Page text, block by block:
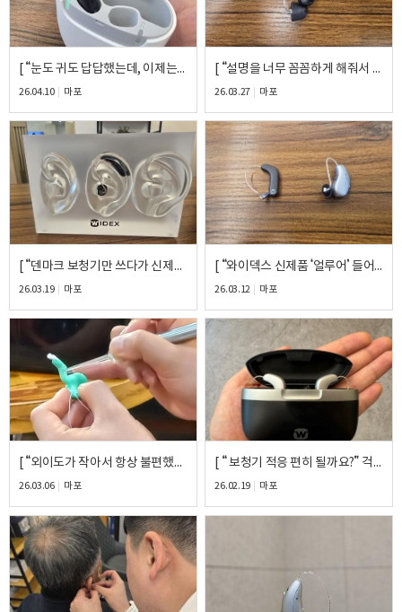
[ “눈도 귀도 답답했는데, 이제는 시원하게 들려요” ] – 시그니아 BCT 7ix 착용 후기
26.04.10 마포
[ “설명을 너무 꼼꼼하게 해줘서 고민도 안 하고 결정했어요” ] – 시그니아 5ix 착용 후기
26.03.27 마포
[ “덴마크 보청기만 쓰다가 신제품 듣고 바로 결정했어요” ] – 와이덱스 얼루어17 착용 후기
26.03.19 마포
[ “와이덱스 신제품 ‘얼루어’ 들어보고 바로 만족했어요” ] – 와이덱스 얼루어 착용 후기
26.03.12 마포
[ “외이도가 작아서 항상 불편했는데, 이렇게 편할 수가 있네요” – 시그니아 7ix 맞춤 몰드 착용 후기
26.03.06 마포
[ “ 보청기 적응 편히 될까요?” 걱정했는데, 이렇게 편하게 들릴 줄 몰랐어요 ] – 와이덱스 스마트릭 440 착용 후기
26.02.19 마포
바로 예약하기
이름
연락처 -
센터
예약날짜
예약시간
분야
내용
개인정보 수집, 이용에 동의합니다.
[자세히보기]